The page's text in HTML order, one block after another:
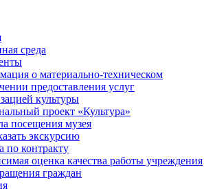
среда
о материально-техническом
предоставления услуг
культуры
проект «Культура»
посещения музея
экскурсию
по контракту
оценка качества работы учреждения
граждан